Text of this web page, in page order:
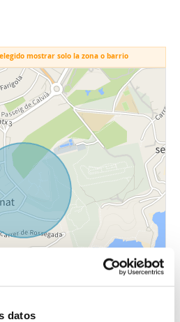
datos
mostrar solo la zona o barrio